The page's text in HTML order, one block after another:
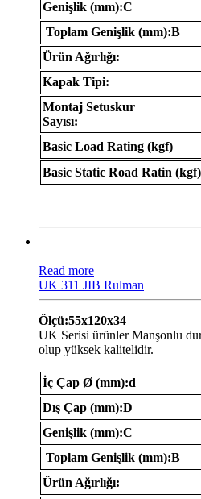
Genişlik (mm):C
Toplam Genişlik (mm):B
Ürün Ağırlığı:
Kapak Tipi:
Montaj Setuskur
Sayısı:
Basic Load Rating (kgf)
Basic Static Road Ratin (kgf)
Read more
UK 311 JIB Rulman
Ölçü:55x120x34
UK Serisi ürünler Manşonlu
olup yüksek kalitelidir.
İç Çap Ø (mm):d
Dış Çap (mm):D
Genişlik (mm):C
Toplam Genişlik (mm):B
Ürün Ağırlığı: